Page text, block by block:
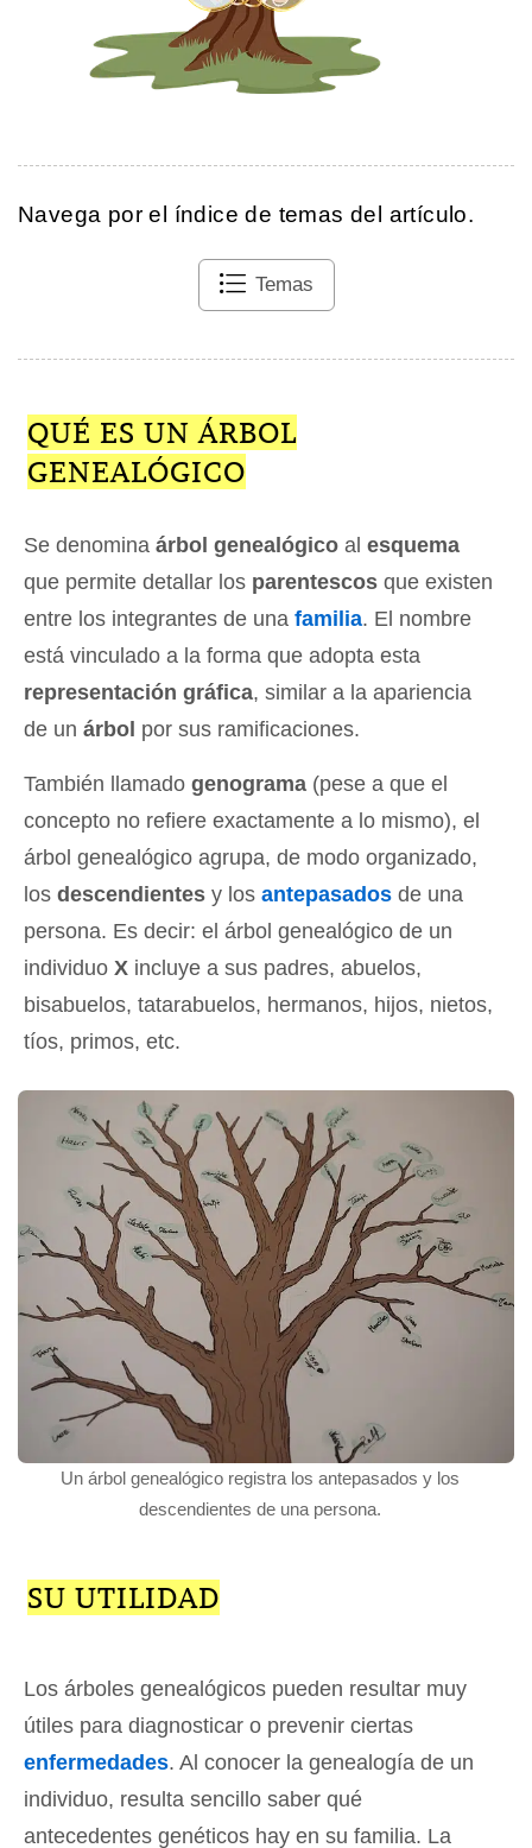
Navega por el índice de temas del artículo.
Temas
QUÉ ES UN ÁRBOL
GENEALÓGICO
Se denomina árbol genealógico al esquema
que permite detallar los parentescos que existen
entre los integrantes de una familia. El nombre
está vinculado a la forma que adopta esta
representación gráfica, similar a la apariencia
de un árbol por sus ramificaciones.
También llamado genograma (pese a que el
concepto no refiere exactamente a lo mismo), el
árbol genealógico agrupa, de modo organizado,
los descendientes y los antepasados de una
persona. Es decir: el árbol genealógico de un
individuo X incluye a sus padres, abuelos,
bisabuelos, tatarabuelos, hermanos, hijos, nietos,
tíos, primos, etc.
Un árbol genealógico registra los antepasados y los
descendientes de una persona.
SU UTILIDAD
Los árboles genealógicos pueden resultar muy
útiles para diagnosticar o prevenir ciertas
enfermedades. Al conocer la genealogía de un
individuo, resulta sencillo saber qué
antecedentes genéticos hay en su familia. La